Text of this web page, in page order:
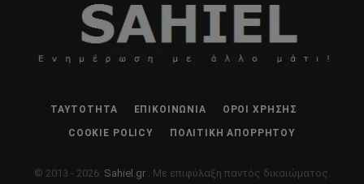
ΤΑΥΤΌΤΗΤΑ ΕΠΙΚΟΙΝΩΝΊΑ ΌΡΟΙ ΧΡΉΣΗΣ
COOKIE POLICY ΠΟΛΙΤΙΚΉ ΑΠΟΡΡΉΤΟΥ
© 2013 - 2026: Sahiel.gr . Με επιφύλαξη παντός δικαιώματος.